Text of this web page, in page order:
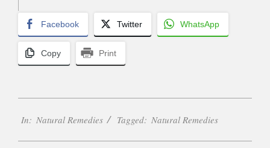
Facebook Twitter WhatsApp
Copy Print
05-
In: Natural Remedies Tagged: Natural Remedies